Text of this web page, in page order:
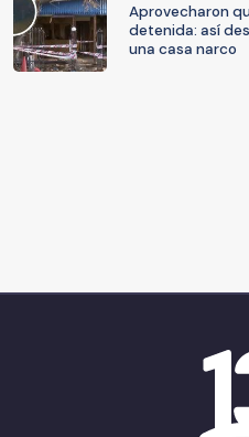
Aprovecharon
detenida: así
una casa narco